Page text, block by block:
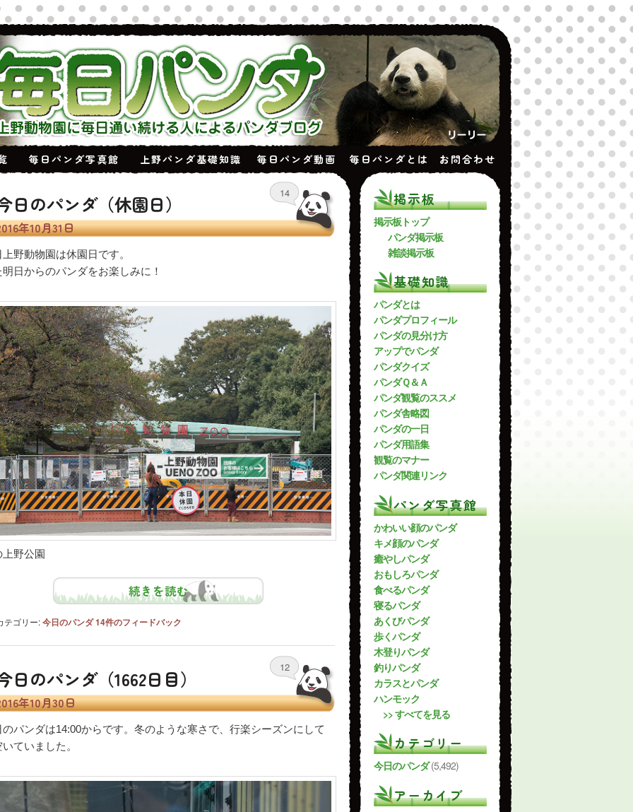
毎日パンダ写真館 上野パンダ基礎知識 毎日パンダ動画 毎日パンダとは お問合わせ
日のパンダ（休園日）
年10月31日
14
野動物園は休園日です。
明日からのパンダをお楽しみに！
上野公園
続きを読む
テゴリー:今日のパンダ14件のフィードバック
日のパンダ（1662日目）
年10月30日
12
のパンダは14:00からです。冬のような寒さで、行楽シーズンにして
ていました。
掲示板
掲示板トップ
パンダ掲示板
雑談掲示板
基礎知識
パンダとは
パンダプロフィール
パンダの見分け方
アップでパンダ
パンダクイズ
パンダＱ＆Ａ
パンダ観覧のススメ
パンダ舎略図
パンダの一日
パンダ用語集
観覧のマナー
パンダ関連リンク
パンダ写真館
かわいい顔のパンダ
キメ顔のパンダ
癒やしパンダ
おもしろパンダ
食べるパンダ
寝るパンダ
あくびパンダ
歩くパンダ
木登りパンダ
釣りパンダ
カラスとパンダ
ハンモック
>> すべてを見る
カテゴリー
今日のパンダ(5,492)
アーカイブ